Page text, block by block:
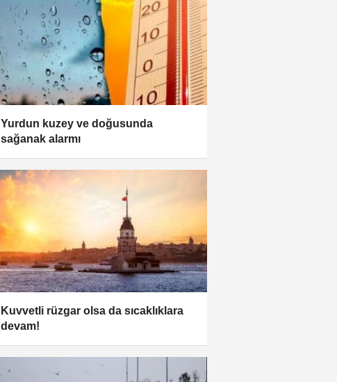
Yurdun kuzey ve doğusunda
sağanak alarmı
Kuvvetli rüzgar olsa da sıcaklıklara
devam!